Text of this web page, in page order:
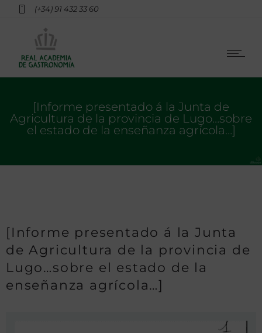
(+34) 91 432 33 60
[Informe presentado á la Junta de
Agricultura de la provincia de Lugo…sobre
el estado de la enseñanza agrícola…]
[Informe presentado á la Junta
de Agricultura de la provincia de
Lugo…sobre el estado de la
enseñanza agrícola…]